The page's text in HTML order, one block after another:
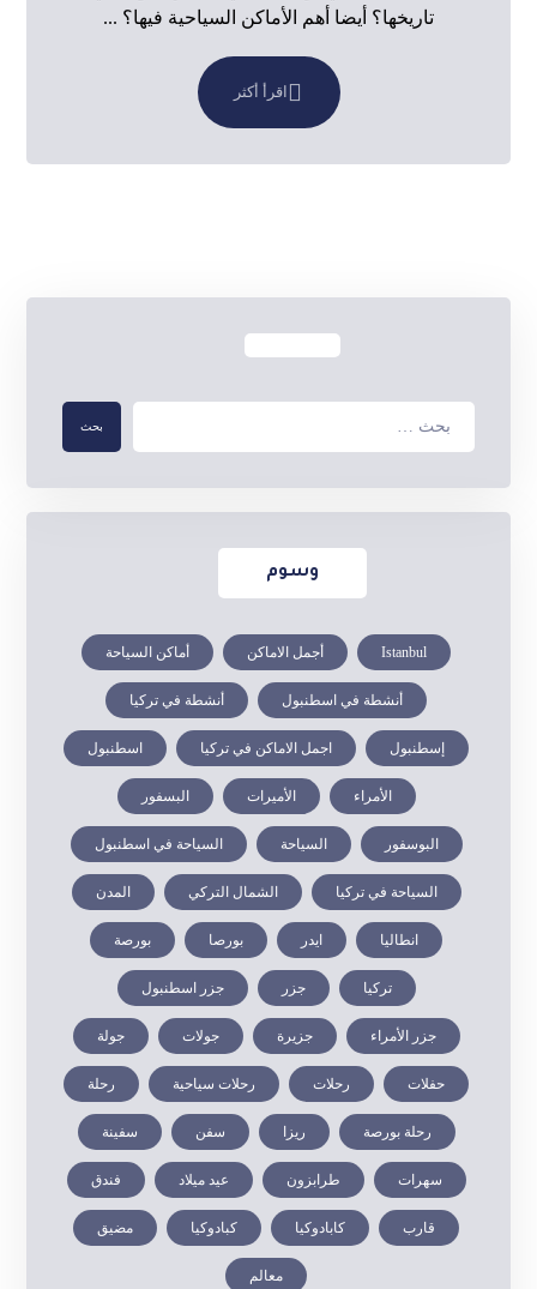
تاريخها؟ أيضا أهم الأماكن السياحية فيها؟ ...
اقرأ أكثر
وسوم
Istanbul أجمل الاماكن أماكن السياحة
أنشطة في اسطنبول أنشطة في تركيا
إسطنبول اجمل الاماكن في تركيا اسطنبول
الأمراء الأميرات البسفور
البوسفور السياحة السياحة في اسطنبول
السياحة في تركيا الشمال التركي المدن
انطاليا ايدر بورصا بورصة
تركيا جزر جزر اسطنبول
جزر الأمراء جزيرة جولات جولة
حفلات رحلات رحلات سياحية رحلة
رحلة بورصة ريزا سفن سفينة
سهرات طرابزون عيد ميلاد فندق
قارب كابادوكيا كبادوكيا مضيق
معالم